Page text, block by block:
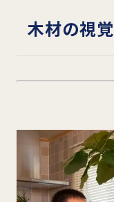
木材の視